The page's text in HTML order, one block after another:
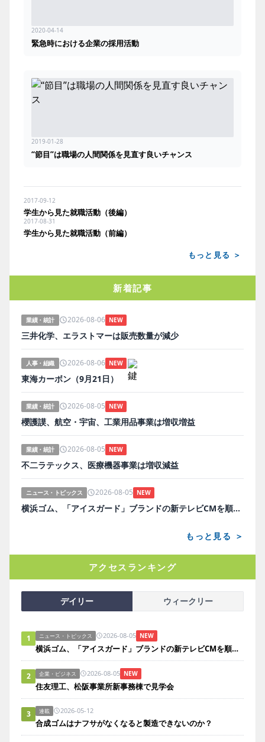
2020-04-14
緊急時における企業の採用活動
2019-01-28
“節目”は職場の人間関係を見直す良いチャンス
2017-09-12
学生から見た就職活動（後編）
2017-08-31
学生から見た就職活動（前編）
もっと見る ＞
新着記事
業績・統計 2026-08-06 NEW
三井化学、エラストマーは販売数量が減少
人事・組織 2026-08-06 NEW
東海カーボン（9月21日）
業績・統計 2026-08-05 NEW
櫻護謨、航空・宇宙、工業用品事業は増収増益
業績・統計 2026-08-05 NEW
不二ラテックス、医療機器事業は増収減益
ニュース・トピックス 2026-08-05 NEW
横浜ゴム、「アイスガード」ブランドの新テレビCMを順次放映
もっと見る ＞
アクセスランキング
デイリー ウィークリー
1 ニュース・トピックス 2026-08-05 NEW
横浜ゴム、「アイスガード」ブランドの新テレビCMを順次放映
2 企業・ビジネス 2026-08-05 NEW
住友理工、松阪事業所新事務棟で見学会
3 連載 2026-05-12
合成ゴムはナフサがなくなると製造できないのか？